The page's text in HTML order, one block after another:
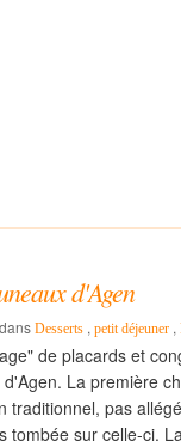
d'Agen
dans Desserts , petit déjeuner ,
de placards et
La première
traditionnel, pas
tombée sur celle-ci.